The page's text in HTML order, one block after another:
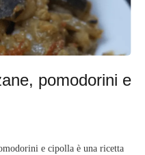
pomodorini e
e cipolla è una ricetta